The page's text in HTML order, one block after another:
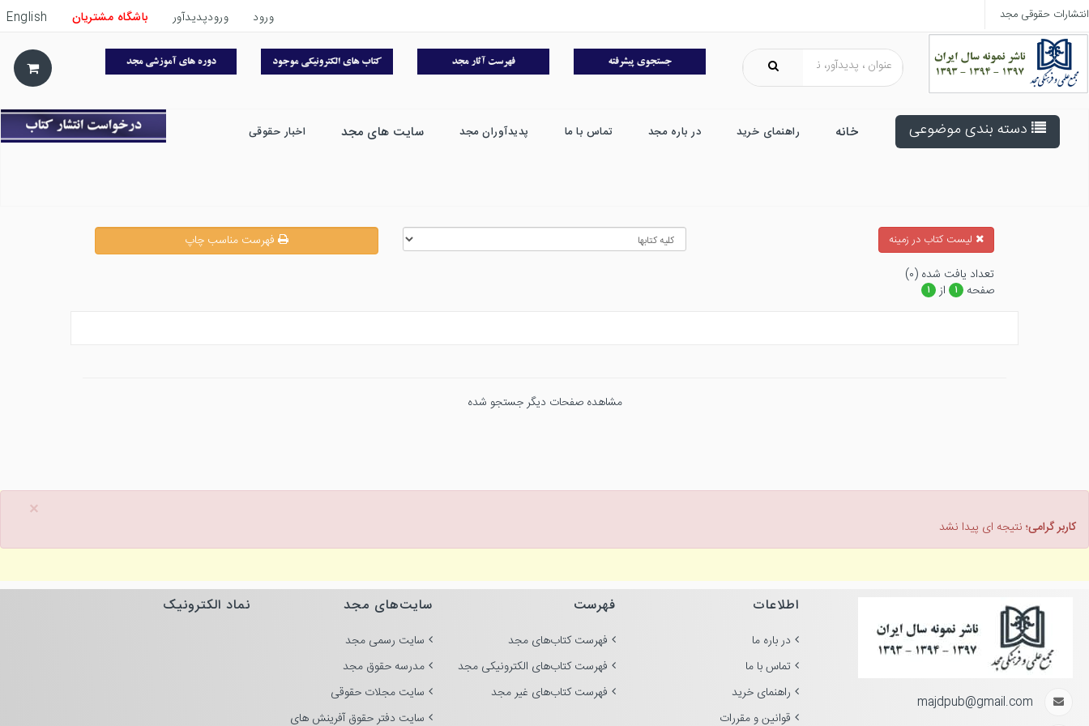
انتشارات حقوقی مجد ورود ورودپدیدآور باشگاه مشتریان English
دسته بندی موضوعی خانه راهنمای خرید در باره مجد تماس با ما پدیدآوران مجد سایت های مجد اخبار حقوقی
ليست كتاب در زمينه
فهرست مناسب چاپ
تعداد يافت شده (۰)
صفحه
۱ از ۱
مشاهده صفحات دیگر جستجو شده
×
کاربر گرامی؛ نتیجه ای پیدا نشد
majdpub@gmail.com
اطلاعات
در باره ما
تماس با ما
راهنمای خرید
قوانین و مقررات
فهرست
فهرست کتاب‌های مجد
فهرست کتاب‌های الکترونیکی مجد
فهرست کتاب‌های غیر مجد
سایت‌های مجد
سایت رسمی مجد
مدرسه حقوق مجد
سایت مجلات حقوقی
سایت دفتر حقوق آفرینش های
نماد الکترونیک